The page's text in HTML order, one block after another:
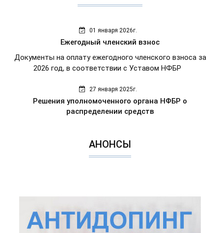
01 января 2026г.
Ежегодный членский взнос
Документы на оплату ежегодного членского взноса за
2026 год, в соответствии с Уставом НФБР
27 января 2025г.
Решения уполномоченного органа НФБР о
распределении средств
АНОНСЫ